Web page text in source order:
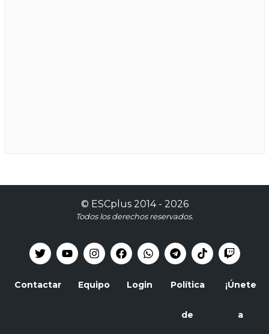
© ESCplus2014 - 2026
Todos los derechos reservados.
Contactar Equipo Login Política
de
¡Únete
a